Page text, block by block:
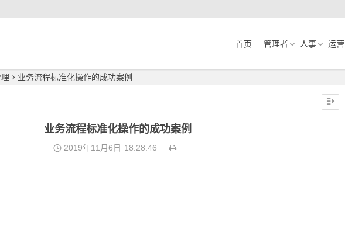
首页 管理者 人事 运营
业务流程标准化操作的成功案例
业务流程标准化操作的成功案例
2019年11月6日 18:28:46